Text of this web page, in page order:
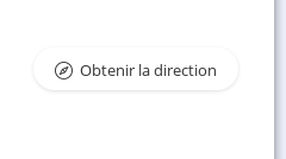
Obtenir la direction